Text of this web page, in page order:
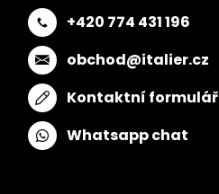
+420 774 431 196
obchod@italier.cz
Kontaktní formulář
Whatsapp chat